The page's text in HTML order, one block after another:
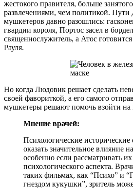
жестокого правителя, больше
развлечениями, чем политикой. Пути
мушкетеров давно разошлись:
гвардии короля, Портос засел в
священнослужитель, а Атос
Рауля.
Но когда Людовик решает сделать
своей фавориткой, а его самого
мушкетеры решают помочь взойти на
Мнение врачей:
Психологические
оказать значительное влияние
особенно если рассматривать
психологического аспекта.
таких фильмах, как “Психо” и
гнездом кукушки”, зритель